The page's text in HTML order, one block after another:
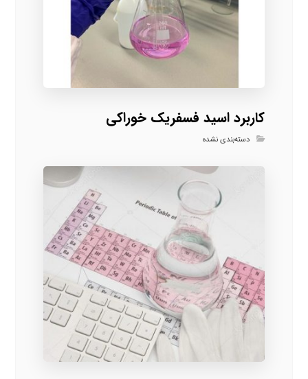
کاربرد اسید فسفریک خوراکی
دسته‌بندی نشده